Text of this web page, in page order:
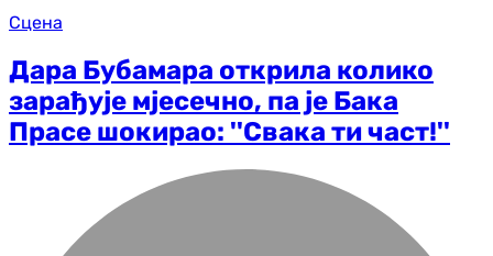
Сцена
Дара Бубамара открила колико
зарађује мјесечно, па је Бака
Прасе шокирао: ''Свака ти част!''